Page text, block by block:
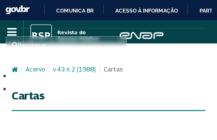
IR
PARA
CONTEÚDO
COMUNICA BR ACESSO À INFORMAÇÃO
Pesquisar
/ Acervo / v. 43 n. 2 (1988) / Cartas
Cartas